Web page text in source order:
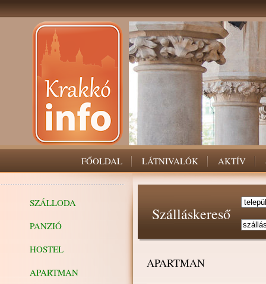
FŐOLDAL LÁTNIVALÓK AKTÍV
SZÁLLODA
PANZIÓ
HOSTEL
APARTMAN
Szálláskereső
APARTMAN